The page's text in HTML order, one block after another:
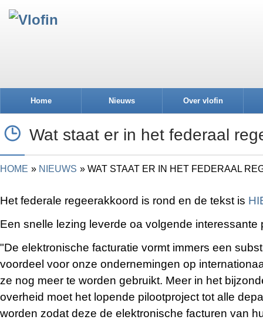
Home Nieuws Over vlofin
Wat staat er in het federaal
HOME NIEUWS WAT STAAT ER IN HET FEDERAAL
Het federale regeerakkoord is rond en de tekst is
Een snelle lezing leverde oa volgende
"De elektronische facturatie vormt immers een
voordeel voor onze ondernemingen op
ze nog meer te worden gebruikt. Meer in het
overheid moet het lopende pilootproject tot alle
worden zodat deze de elektronische facturen van